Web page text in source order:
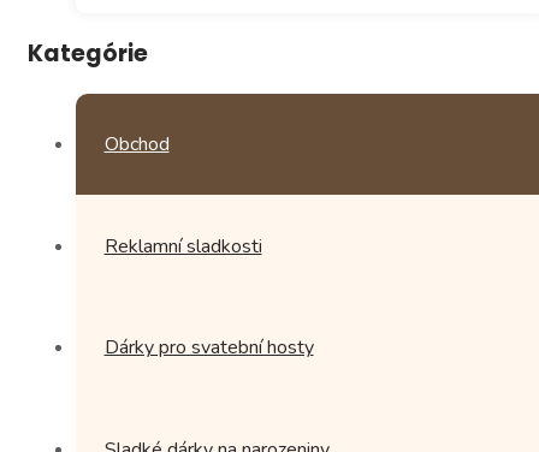
produkt
více
variant.
Možnosti
stránce
Kategórie
Obchod
Reklamní sladkosti
Dárky pro svatební hosty